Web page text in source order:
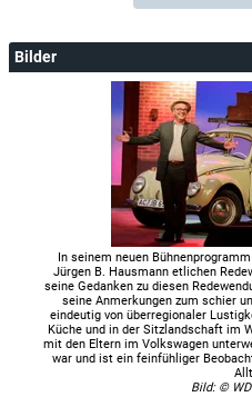
Bilder
In seinem neuen
Jürgen B. Hausmann etlichen
seine Gedanken zu diesen
seine Anmerkungen zum schier
eindeutig von überregionaler
Küche und in der Sitzlandschaft im
mit den Eltern im Volkswagen
war und ist ein feinfühliger
Bild: ©